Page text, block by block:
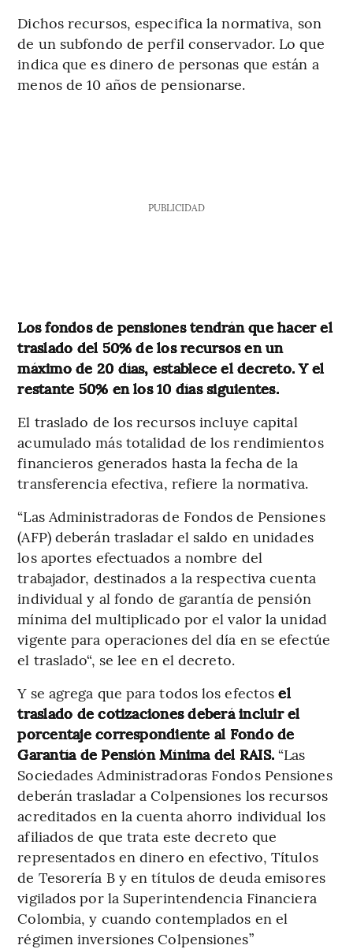
Dichos recursos, especifica la normativa, son
de un subfondo de perfil conservador. Lo que
indica que es dinero de personas que están a
menos de 10 años de pensionarse.
PUBLICIDAD
Los fondos de pensiones tendrán que hacer el
traslado del 50% de los recursos en un
máximo de 20 días, establece el decreto. Y el
restante 50% en los 10 días siguientes.
El traslado de los recursos incluye capital
acumulado más totalidad de los rendimientos
financieros generados hasta la fecha de la
transferencia efectiva, refiere la normativa.
“Las Administradoras de Fondos de Pensiones
(AFP) deberán trasladar el saldo en unidades
los aportes efectuados a nombre del
trabajador, destinados a la respectiva cuenta
individual y al fondo de garantía de pensión
mínima del multiplicado por el valor la unidad
vigente para operaciones del día en se efectúe
el traslado“, se lee en el decreto.
Y se agrega que para todos los efectosel
traslado de cotizaciones deberá incluir el
porcentaje correspondiente al Fondo de
Garantía de Pensión Mínima del RAIS. “Las
Sociedades Administradoras Fondos Pensiones
deberán trasladar a Colpensiones los recursos
acreditados en la cuenta ahorro individual los
afiliados de que trata este decreto que
representados en dinero en efectivo, Títulos
de Tesorería B y en títulos de deuda emisores
vigilados por la Superintendencia Financiera
Colombia, y cuando contemplados en el
régimen inversiones Colpensiones”